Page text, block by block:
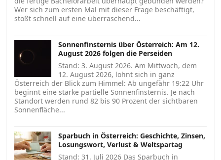
Wer sich zum ersten Mal mit dieser Frage beschäftigt,
stößt schnell auf eine überraschend...
Sonnenfinsternis über Österreich: Am 12.
August 2026 folgen die Perseiden
Stand: 3. August 2026. Am Mittwoch, dem
12. August 2026, lohnt sich in ganz
Österreich der Blick zum Himmel: Ab ungefähr 19:22 Uhr
beginnt eine starke partielle Sonnenfinsternis. Je nach
Standort werden rund 82 bis 90 Prozent der sichtbaren
Sonnenfläche...
Sparbuch in Österreich: Geschichte, Zinsen,
Losungswort, Verlust & Weltspartag
Stand: 31. Juli 2026 Das Sparbuch in